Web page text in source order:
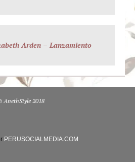
Arden – Lanzamiento
AnethStyle 2018
PERUSOCIALMEDIA.COM